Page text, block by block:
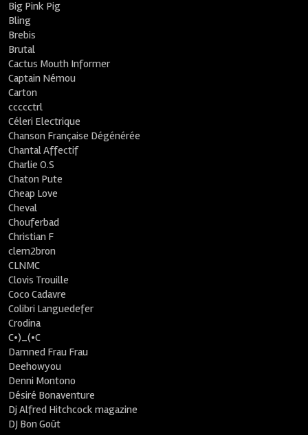
Big Pink Pig
Bling
Brebis
Brutal
Cactus Mouth Informer
Captain Némou
Carton
ccccctrl
Céleri Electrique
Chanson Française Dégénérée
Chantal Affectif
Charlie O.S
Chaton Pute
Cheap Love
Cheval
Chouferbad
Christian F
clem2bron
CLNMC
Clovis Trouille
Coco Cadavre
Colibri Languedefer
Crodina
C•)_(•C
Damned Frau Frau
Deehowyou
Denni Montono
Désiré Bonaventure
Dj Alfred Hitchcock magazine
DJ Bon Goût